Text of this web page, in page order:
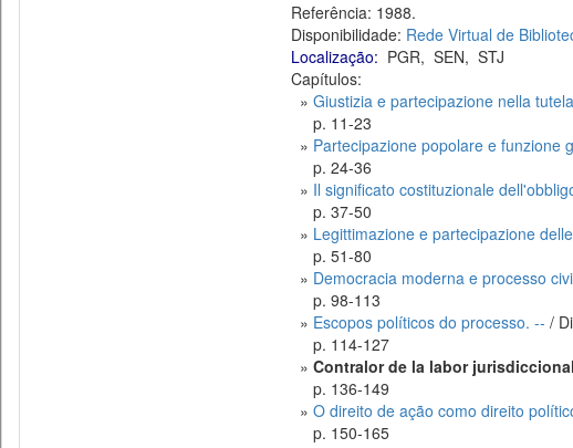
Referência: 1988.
Disponibilidade: Rede Virtual de
Localização: PGR, SEN, STJ
Capítulos:
» Giustizia e partecipazione nella
p. 11-23
» Partecipazione popolare e funzione
p. 24-36
» Il significato costituzionale
p. 37-50
» Legittimazione e partecipazione
p. 51-80
» Democracia moderna e processo
p. 98-113
» Escopos políticos do processo. -- /
p. 114-127
» Contralor de la labor
p. 136-149
» O direito de ação como direito
p. 150-165